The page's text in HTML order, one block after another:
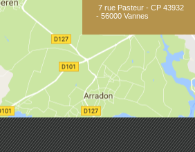
7 rue Pasteur - CP 43932
- 56000 Vannes